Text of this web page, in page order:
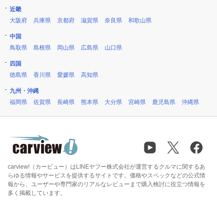
近畿
大阪府
兵庫県 京都府 滋賀県 奈良県 和歌山県
中国
鳥取県
島根県 岡山県 広島県 山口県
四国
徳島県
香川県 愛媛県 高知県
九州・沖縄
福岡県
佐賀県 長崎県 熊本県 大分県 宮崎県 鹿児島県 沖縄県
carview!（カービュー）はLINEヤフー株式会社が運営するクルマに関するあ
らゆる情報やサービスを提供するサイトです。価格やスペックなどの公式情
報から、ユーザーや専門家のリアルなレビューまで購入検討に役立つ情報を
多く掲載しています。